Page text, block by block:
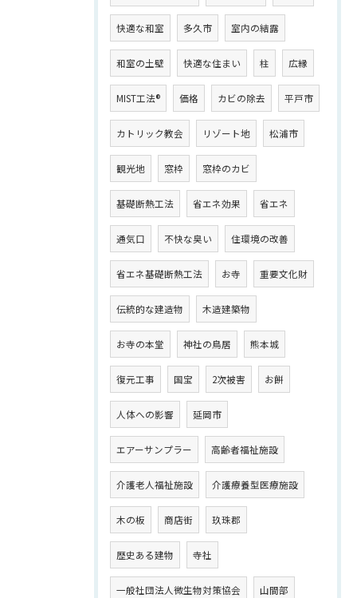
快適な和室 多久市 室内の結露
和室の土壁 快適な住まい 柱 広縁
MIST工法® 価格 カビの除去 平戸市
カトリック教会 リゾート地 松浦市
観光地 窓枠 窓枠のカビ
基礎断熱工法 省エネ効果 省エネ
通気口 不快な臭い 住環境の改善
省エネ基礎断熱工法 お寺 重要文化財
伝統的な建造物 木造建築物
お寺の本堂 神社の鳥居 熊本城
復元工事 国宝 2次被害 お餅
人体への影響 延岡市
エアーサンプラー 高齢者福祉施設
介護老人福祉施設 介護療養型医療施設
木の板 商店街 玖珠郡
歴史ある建物 寺社
一般社団法人微生物対策協会 山間部